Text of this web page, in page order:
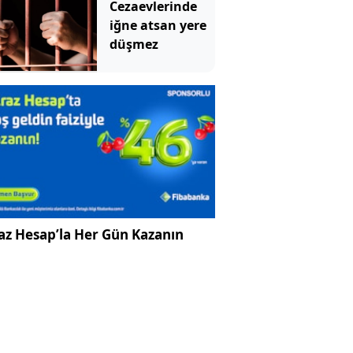
Cezaevlerinde
iğne atsan yere
düşmez
Hesap’la Her Gün Kazanın